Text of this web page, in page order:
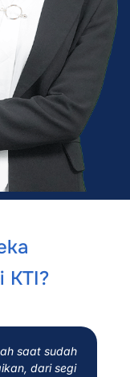
KTI?
saat sudah
dari segi